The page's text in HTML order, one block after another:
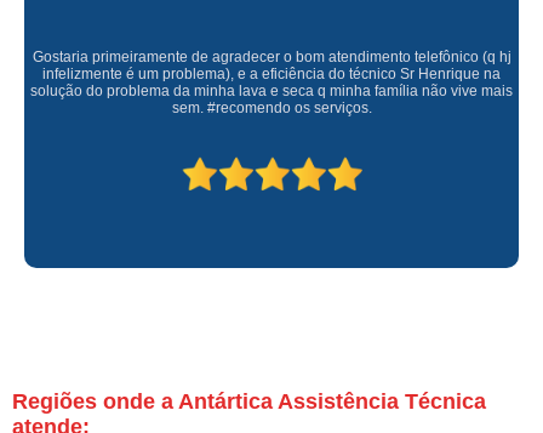
Gostaria primeiramente de agradecer o bom atendimento telefônico (q hj
infelizmente é um problema), e a eficiência do técnico Sr Henrique na
solução do problema da minha lava e seca q minha família não vive mais
sem. #recomendo os serviços.
Regiões onde a Antártica Assistência Técnica
atende: